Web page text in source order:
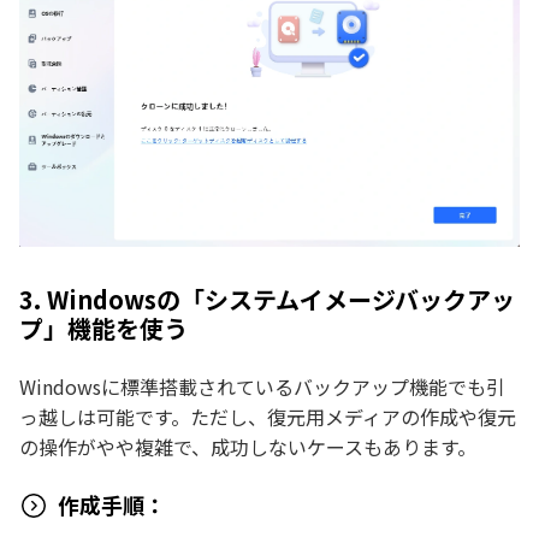
3. Windowsの「システムイメージバックアッ
プ」機能を使う
Windowsに標準搭載されているバックアップ機能でも引
っ越しは可能です。ただし、復元用メディアの作成や復元
の操作がやや複雑で、成功しないケースもあります。
作成手順：